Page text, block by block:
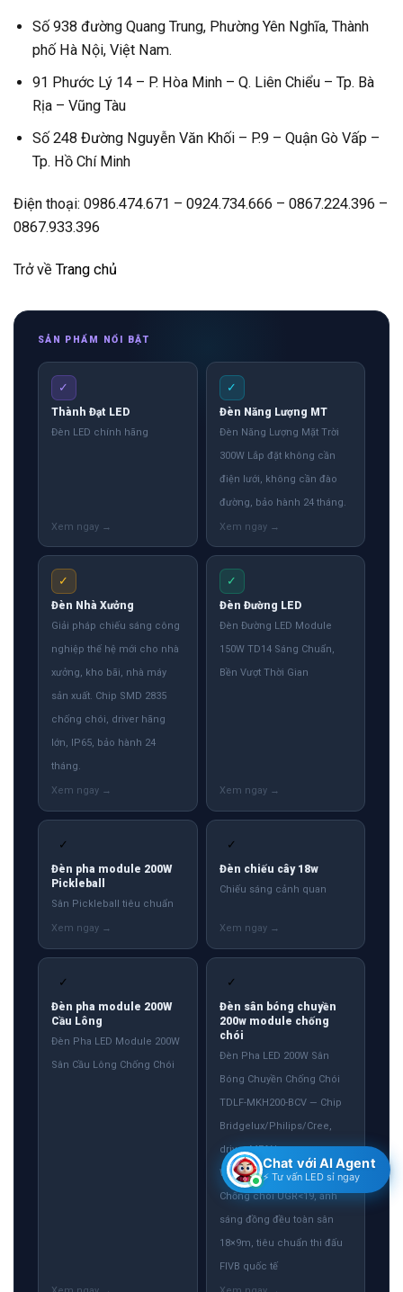
Số 938 đường Quang Trung, Phường Yên Nghĩa, Thành
phố Hà Nội, Việt Nam.
91 Phước Lý 14 – P. Hòa Minh – Q. Liên Chiểu – Tp. Bà
Rịa – Vũng Tàu
Số 248 Đường Nguyễn Văn Khối – P.9 – Quận Gò Vấp –
Tp. Hồ Chí Minh
Điện thoại: 0986.474.671 – 0924.734.666 – 0867.224.396 –
0867.933.396
Trở về Trang chủ
SẢN PHẨM NỔI BẬT
✓
Thành Đạt LED
Đèn LED chính hãng
✓
Đèn Năng Lượng MT
Đèn Năng Lượng Mặt Trời
300W Lắp đặt không cần
điện lưới, không cần đào
đường, bảo hành 24 tháng.
✓
Đèn Nhà Xưởng
Giải pháp chiếu sáng công
nghiệp thế hệ mới cho nhà
xưởng, kho bãi, nhà máy
sản xuất. Chip SMD 2835
chống chói, driver hãng
lớn, IP65, bảo hành 24
tháng.
✓
Đèn Đường LED
Đèn Đường LED Module
150W TD14 Sáng Chuẩn,
Bền Vượt Thời Gian
✓
Đèn pha module 200W
Pickleball
Sân Pickleball tiêu chuẩn
✓
Đèn chiếu cây 18w
Chiếu sáng cảnh quan
✓
Đèn pha module 200W
Cầu Lông
Đèn Pha LED Module 200W
Sân Cầu Lông Chống Chói
✓
Đèn sân bóng chuyền
200w module chống
chói
Đèn Pha LED 200W Sân
Bóng Chuyền Chống Chói
TDLF-MKH200-BCV — Chip
Bridgelux/Philips/Cree,
driver MEAN
WELL/Philips/Inventronics.
Chống chói UGR<19, ánh
sáng đồng đều toàn sân
18×9m, tiêu chuẩn thi đấu
FIVB quốc tế
Chat với AI Agent
⚡ Tư vấn LED sỉ ngay